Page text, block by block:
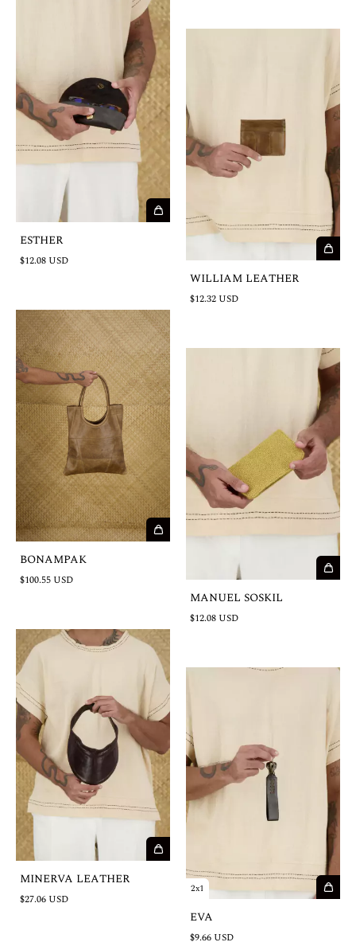
ESTHER
$12.08 USD
WILLIAM LEATHER
$12.32 USD
BONAMPAK
$100.55 USD
MANUEL SOSKIL
$12.08 USD
MINERVA LEATHER
$27.06 USD
2x1
EVA
$9.66 USD